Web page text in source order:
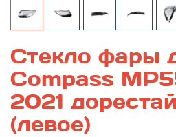
Стекло фары
Compass
2021
(левое)